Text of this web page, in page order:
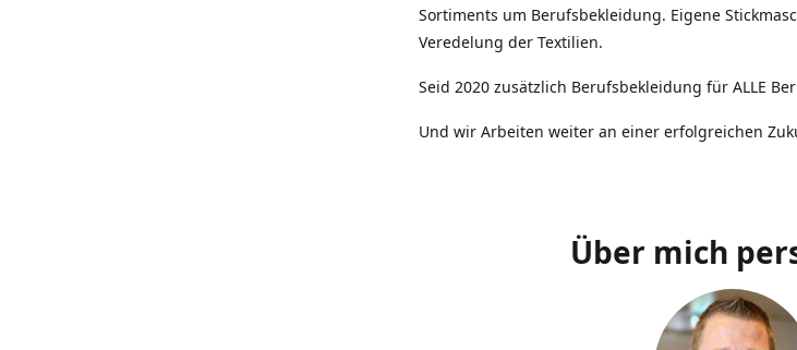
Sortiments um Berufsbekleidung. Eigene
Veredelung der Textilien.
Seid 2020 zusätzlich Berufsbekleidung für ALLE
Und wir Arbeiten weiter an einer erfolgreichen
Über mich